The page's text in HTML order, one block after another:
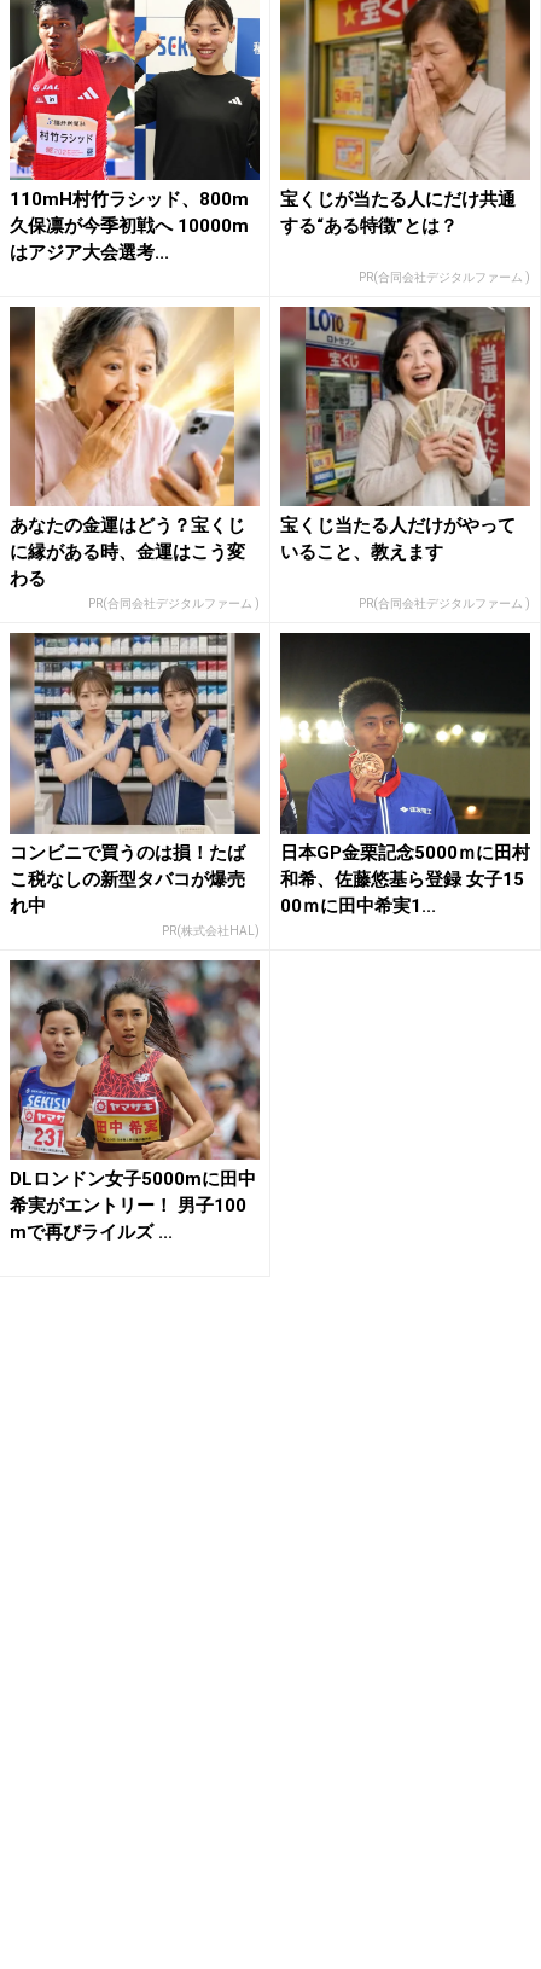
110mH村竹ラシッド、800m
久保凛が今季初戦へ 10000m
はアジア大会選考...
宝くじが当たる人にだけ共通
する“ある特徴”とは？
PR(合同会社デジタルファーム )
あなたの金運はどう？宝くじ
に縁がある時、金運はこう変
わる
PR(合同会社デジタルファーム )
宝くじ当たる人だけがやって
いること、教えます
PR(合同会社デジタルファーム )
コンビニで買うのは損！たば
こ税なしの新型タバコが爆売
れ中
PR(株式会社HAL)
日本GP金栗記念5000ｍに田村
和希、佐藤悠基ら登録 女子15
00ｍに田中希実1...
DLロンドン女子5000mに田中
希実がエントリー！ 男子100
mで再びライルズ ...